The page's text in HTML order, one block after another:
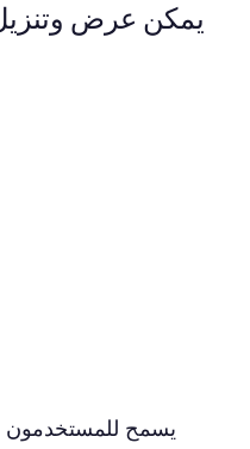
يمكن عرض
يسمح للمستخدمون